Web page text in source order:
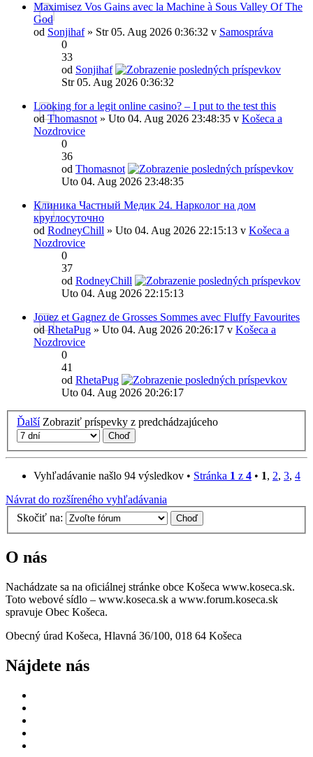
Maximisez Vos Gains avec la Machine à Sous Valley Of The
God
od Sonjihaf» Str 05. Aug 2026 0:36:32 v Samospráva
0
33
od Sonjihaf
Str 05. Aug 2026 0:36:32
Looking for a legit online casino? – I put to the test this
odThomasnot » Uto 04. Aug 2026 23:48:35 v Košeca a
Nozdrovice
0
36
od Thomasnot
Uto 04. Aug 2026 23:48:35
Клиника Частный Медик 24. Нарколог на дом
круглосуточно
od RodneyChill » Uto 04. Aug 2026 22:15:13 v Košeca a
Nozdrovice
0
37
od RodneyChill
Uto 04. Aug 2026 22:15:13
Jouez et Gagnez de Grosses Sommes avec Fluffy Favourites
odRhetaPug » Uto 04. Aug 2026 20:26:17 v Košeca a
Nozdrovice
0
41
od RhetaPug
Uto 04. Aug 2026 20:26:17
Ďalší Zobraziť príspevky z predchádzajúceho
Vyhľadávanie našlo 94 výsledkov • Stránka 1 z 4 • 1, 2, 3, 4
Návrat do rozšíreného vyhľadávania
Skočiť na:
O nás
Nachádzate sa na oficiálnej stránke obce Košeca www.koseca.sk.
Toto webové sídlo – www.koseca.sk a www.forum.koseca.sk
spravuje Obec Košeca.
Obecný úrad Košeca, Hlavná 36/100, 018 64 Košeca
Nájdete nás